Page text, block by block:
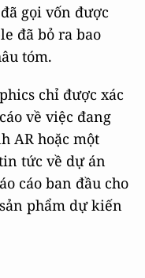
gọi vốn được
đã bỏ ra bao
tóm.
chỉ được xác
về việc đang
AR hoặc một
tức về dự án
cáo ban đầu cho
phẩm dự kiến